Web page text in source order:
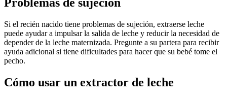
Problemas de sujeción
Si el recién nacido tiene problemas de sujeción, extraerse leche
puede ayudar a impulsar la salida de leche y reducir la necesidad de
depender de la leche maternizada. Pregunte a su partera para recibir
ayuda adicional si tiene dificultades para hacer que su bebé tome el
pecho.
Cómo usar un extractor de leche